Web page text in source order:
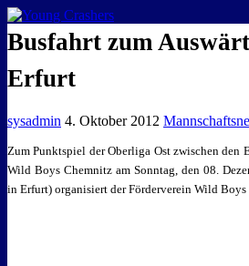
EISKALTE LEIDENSCHAFT
Busfahrt zum
Erfurt
sysadmin 4. Oktober 2012
Zum Punktspiel der Oberliga Ost zwischen den
Wild Boys Chemnitz am Sonntag, den 08.
in Erfurt) organisiert der Förderverein Wild Boys